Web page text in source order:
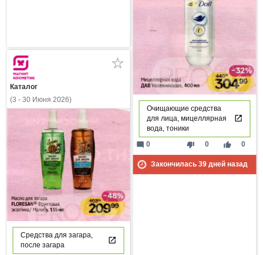
Очищающие средства
для лица, мицеллярная
вода, тоники
thumb_down 0 thumb_up 0
mode_comment 0
Закончилась 39дней назад
Каталог
(3 - 30 Июня 2026)
Средства для загара,
после загара